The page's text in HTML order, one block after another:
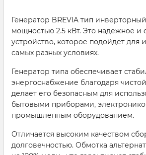
Генератор BREVIA тип
мощностью 2.5 кВт. Это надежное и
устройство, которое подойдет для
самых разных условиях.
Генератор типа обеспечивает
энергоснабжение благодаря
делает его безопасным для
бытовыми приборами,
промышленным оборудованием.
Отличается высоким качеством
долговечностью. Обмотка